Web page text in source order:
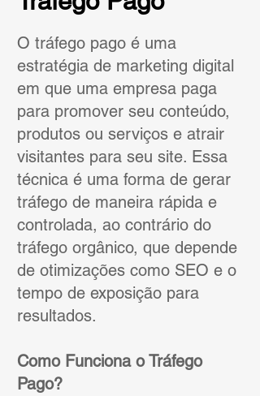
O tráfego pago é uma
estratégia de marketing digital
em que uma empresa paga
para promover seu conteúdo,
produtos ou serviços e atrair
visitantes para seu site. Essa
técnica é uma forma de gerar
tráfego de maneira rápida e
controlada, ao contrário do
tráfego orgânico, que depende
de otimizações como SEO e o
tempo de exposição para
resultados.
Como Funciona o Tráfego
Pago?